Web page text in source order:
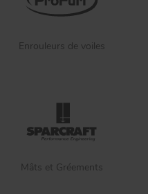
Enrouleurs de voiles
Mâts et Gréements